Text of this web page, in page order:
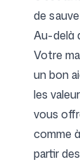
de
Au-delà
Votre
un bon
les
vous
comme
partir